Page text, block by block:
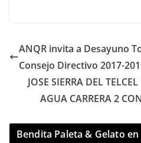
ANQR invita a Desayuno
Consejo Directivo 2017-
JOSE SIERRA DEL
AGUA CARRERA 2
Bendita Paleta & Gelato